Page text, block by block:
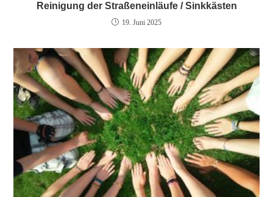
Reinigung der Straßeneinläufe / Sinkkästen
19. Juni 2025